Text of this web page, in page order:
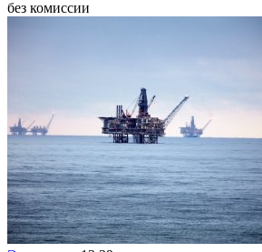
без комиссии